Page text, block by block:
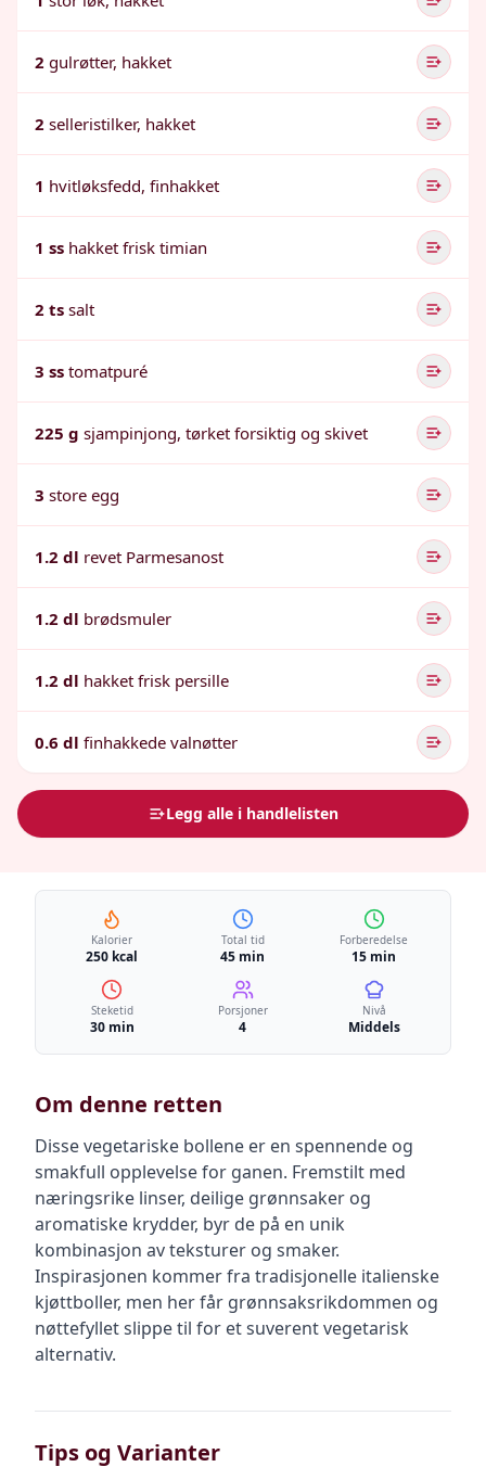
2 gulrøtter, hakket
2 selleristilker, hakket
1 hvitløksfedd, finhakket
1 ss hakket frisk timian
2 ts salt
3 ss tomatpuré
225 g sjampinjong, tørket forsiktig og skivet
3 store egg
1.2 dl revet Parmesanost
1.2 dl brødsmuler
1.2 dl hakket frisk persille
0.6 dl finhakkede valnøtter
Legg alle i handlelisten
Kalorier
250 kcal
Total tid
45 min
Forberedelse
15 min
Steketid
30 min
Porsjoner
4
Nivå
Middels
Om denne retten
Disse vegetariske bollene er en spennende og
smakfull opplevelse for ganen. Fremstilt med
næringsrike linser, deilige grønnsaker og
aromatiske krydder, byr de på en unik
kombinasjon av teksturer og smaker.
Inspirasjonen kommer fra tradisjonelle italienske
kjøttboller, men her får grønnsaksrikdommen og
nøttefyllet slippe til for et suverent vegetarisk
alternativ.
Tips og Varianter